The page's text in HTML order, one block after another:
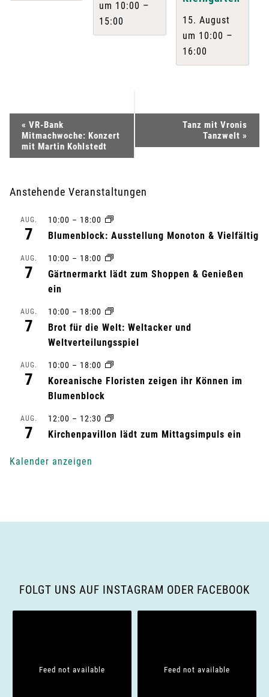
um 10:00 –
15:00
15. August
um 10:00 –
16:00
a
-
a
« VR-Bank
Mitmachwoche: Konzert
mit Martin Kohlstedt
Tanz mit Vronis
Tanzwelt »
Anstehende Veranstaltungen
AUG.
7
10:00 – 18:00
Blumenblock: Ausstellung Monoton & Vielfältig
AUG.
7
10:00 – 18:00
Gärtnermarkt lädt zum Shoppen & Genießen
ein
AUG.
7
10:00 – 18:00
Brot für die Welt: Weltacker und
Weltverteilungsspiel
AUG.
7
10:00 – 18:00
Koreanische Floristen zeigen ihr Können im
Blumenblock
AUG.
7
12:00 – 12:30
Kirchenpavillon lädt zum Mittagsimpuls ein
Kalender anzeigen
FOLGT UNS AUF INSTAGRAM ODER FACEBOOK
Feed not available Feed not available